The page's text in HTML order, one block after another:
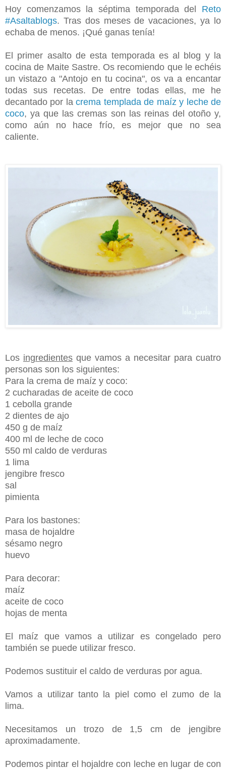
Hoy comenzamos la séptima temporada del Reto
#Asaltablogs. Tras dos meses de vacaciones, ya lo
echaba de menos. ¡Qué ganas tenía!
El primer asalto de esta temporada es al blog y la
cocina de Maite Sastre. Os recomiendo que le echéis
un vistazo a "Antojo en tu cocina", os va a encantar
todas sus recetas. De entre todas ellas, me he
decantado por lacrema templada de maíz y leche de
coco, ya que las cremas son las reinas del otoño y,
como aún no hace frío, es mejor que no sea
caliente.
Los ingredientes que vamos a necesitar para cuatro
personas son los siguientes:
Para la crema de maíz y coco:
2 cucharadas de aceite de coco
1 cebolla grande
2 dientes de ajo
450 g de maíz
400 ml de leche de coco
550 ml caldo de verduras
1 lima
jengibre fresco
sal
pimienta
Para los bastones:
masa de hojaldre
sésamo negro
huevo
Para decorar:
maíz
aceite de coco
hojas de menta
El maíz que vamos a utilizar es congelado pero
también se puede utilizar fresco.
Podemos sustituir el caldo de verduras por agua.
Vamos a utilizar tanto la piel como el zumo de la
lima.
Necesitamos un trozo de 1,5 cm de jengibre
aproximadamente.
Podemos pintar el hojaldre con leche en lugar de con